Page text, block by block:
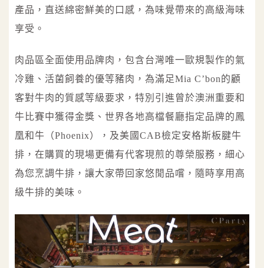
產品，直送綿密鮮美的口感，為味覺帶來的高級海味
享受。
肉品區全面使用品牌肉，包含台灣唯一歐規製作的氣
冷雞、活菌飼養的優等豬肉，為滿足Mia C’bon的顧
客對牛肉的質感等級要求，特別引進曾於澳洲重要和
牛比賽中獲得金獎、世界各地高檔餐廳指定品牌的鳳
凰和牛（Phoenix），及美國CAB檢定安格斯板腱牛
排，在購買的現場更備有代客現煎的尊榮服務，細心
為您烹調牛排，讓大家帶回家悠閒品嚐，隨時享用高
級牛排的美味。